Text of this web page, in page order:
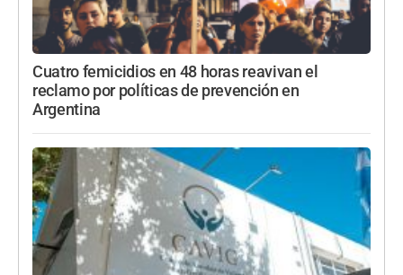
Cuatro femicidios en 48 horas reavivan el
reclamo por políticas de prevención en
Argentina